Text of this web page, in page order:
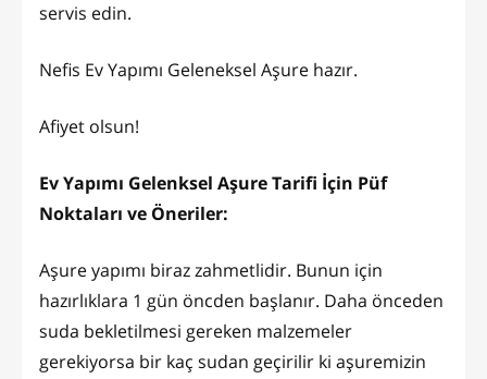
servis edin.
Nefis Ev Yapımı Geleneksel Aşure hazır.
Afiyet olsun!
Ev Yapımı Gelenksel Aşure Tarifi İçin Püf
Noktaları ve Öneriler:
Aşure yapımı biraz zahmetlidir. Bunun için
hazırlıklara 1 gün öncden başlanır. Daha önceden
suda bekletilmesi gereken malzemeler
gerekiyorsa bir kaç sudan geçirilir ki aşuremizin